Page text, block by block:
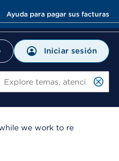
Ayuda para pagar sus facturas
Iniciar sesión
we work to re